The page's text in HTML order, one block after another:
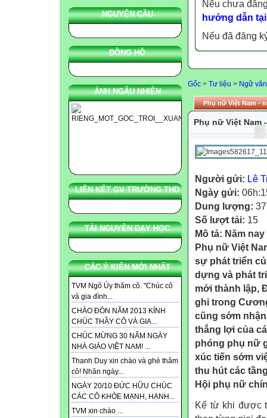
NGUYỆN CẦU
ĐỒNG HỒ
ẢNH NGẪU NHIÊN
LIÊN KẾT GV TRƯỜNG THD
TÀI NGUYÊN DẠY HỌC
CÁC Ý KIẾN MỚI NHẤT
TVM Ngô Úy thăm cô. "Chúc cô
và gia đình...
CHÀO ĐÓN NĂM 2013 KÍNH
CHÚC THẦY CÔ VÀ GIA...
CHÚC MỪNG 30 NĂM NGÀY
NHÀ GIÁO VIỆT NAM! ...
Thanh Duy xin chào và ghé thăm
cô! Nhân ngày...
NGÀY 20/10 ĐỨC HỮU CHÚC
CÁC CÔ KHỎE MẠNH, HẠNH...
TVM xin chào ...
Nếu chưa
hướng dẫn
Nếu đã đăng
Gốc > Tư liệu > Ngữ văn
Phụ nữ Việt Nam -
Phụ nữ Việt
Người gửi: Lê
Ngày gửi:
Dung lượng:
Số lượt tải: 15
Mô tả: Năm
Phụ nữ Việt
sự phát triển
dựng và phát
mới thành lập,
ghi trong
cũng sớm
thắng lợi của
phóng phụ nữ
xúc tiến sớm
thu hút các
Hội phụ nữ
Kể từ khi được